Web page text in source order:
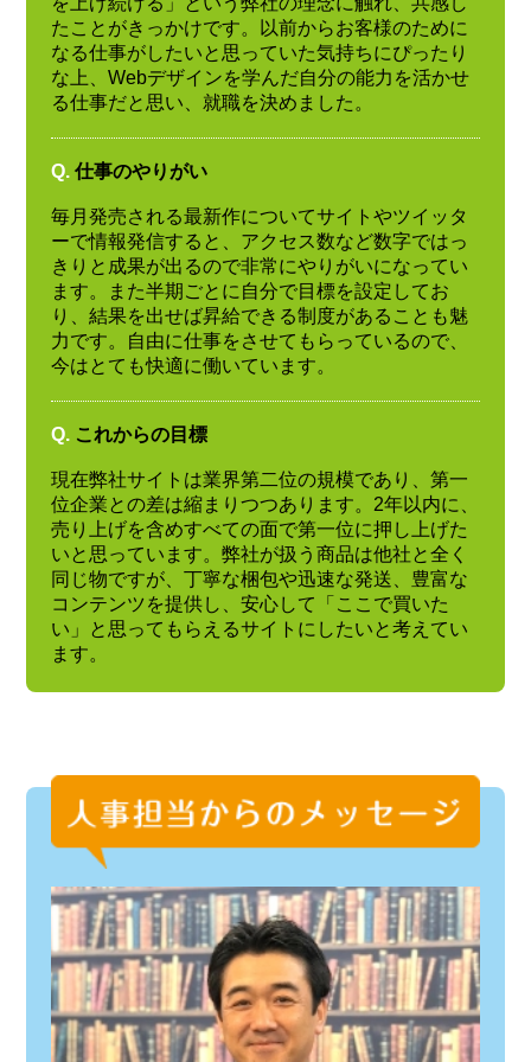
たことがきっかけです。以前からお客様のために
なる仕事がしたいと思っていた気持ちにぴったり
な上、Webデザインを学んだ自分の能力を活かせ
る仕事だと思い、就職を決めました。
Q. 仕事のやりがい
毎月発売される最新作についてサイトやツイッタ
ーで情報発信すると、アクセス数など数字ではっ
きりと成果が出るので非常にやりがいになってい
ます。また半期ごとに自分で目標を設定してお
り、結果を出せば昇給できる制度があることも魅
力です。自由に仕事をさせてもらっているので、
今はとても快適に働いています。
Q. これからの目標
現在弊社サイトは業界第二位の規模であり、第一
位企業との差は縮まりつつあります。2年以内に、
売り上げを含めすべての面で第一位に押し上げた
いと思っています。弊社が扱う商品は他社と全く
同じ物ですが、丁寧な梱包や迅速な発送、豊富な
コンテンツを提供し、安心して「ここで買いた
い」と思ってもらえるサイトにしたいと考えてい
ます。